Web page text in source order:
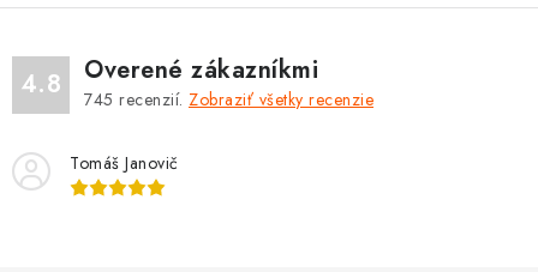
4.8 Overené zákazníkmi
745 recenzií. Zobraziť všetky recenzie
Tomáš Janovič